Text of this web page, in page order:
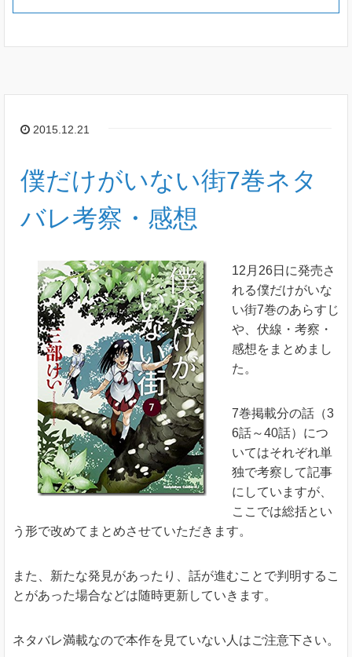
2015.12.21
僕だけがいない街7巻ネタ
バレ考察・感想
12月26日に発売さ
れる僕だけがいな
い街7巻のあらすじ
や、伏線・考察・
感想をまとめまし
た。
7巻掲載分の話（3
6話～40話）につ
いてはそれぞれ単
独で考察して記事
にしていますが、
ここでは総括とい
う形で改めてまとめさせていただきます。
また、新たな発見があったり、話が進むことで判明するこ
とがあった場合などは随時更新していきます。
ネタバレ満載なので本作を見ていない人はご注意下さい。